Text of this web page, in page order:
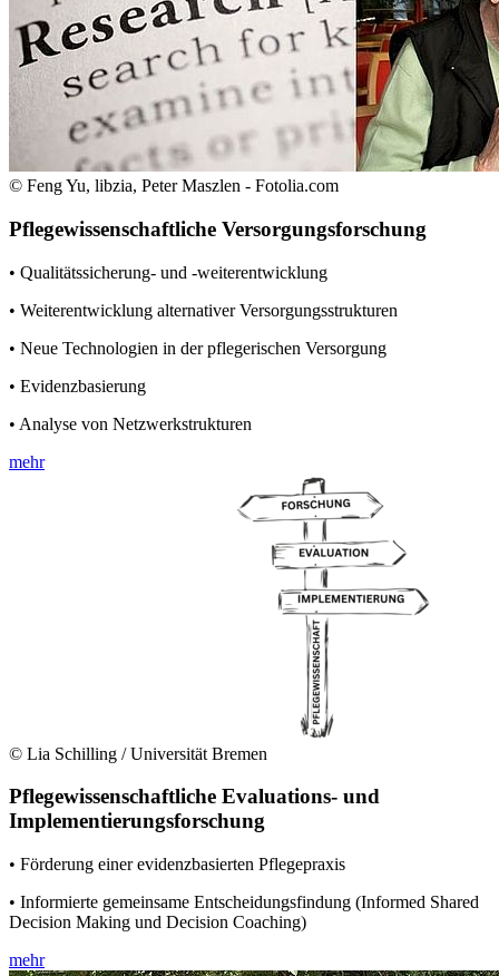
© Feng Yu, libzia, Peter Maszlen - Fotolia.com
Pflegewissenschaftliche Versorgungsforschung
• Qualitätssicherung- und -weiterentwicklung
• Weiterentwicklung alternativer Versorgungsstrukturen
• Neue Technologien in der pflegerischen Versorgung
• Evidenzbasierung
• Analyse von Netzwerkstrukturen
mehr
© Lia Schilling / Universität Bremen
Pflegewissenschaftliche Evaluations- und
Implementierungsforschung
• Förderung einer evidenzbasierten Pflegepraxis
• Informierte gemeinsame Entscheidungsfindung (Informed Shared
Decision Making und Decision Coaching)
mehr